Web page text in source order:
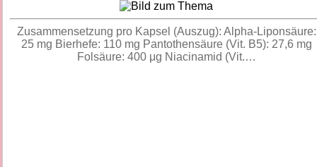
Zusammensetzung pro Kapsel (Auszug): Alpha-Liponsäure:
25 mg Bierhefe: 110 mg Pantothensäure (Vit. B5): 27,6 mg
Folsäure: 400 μg Niacinamid (Vit.…